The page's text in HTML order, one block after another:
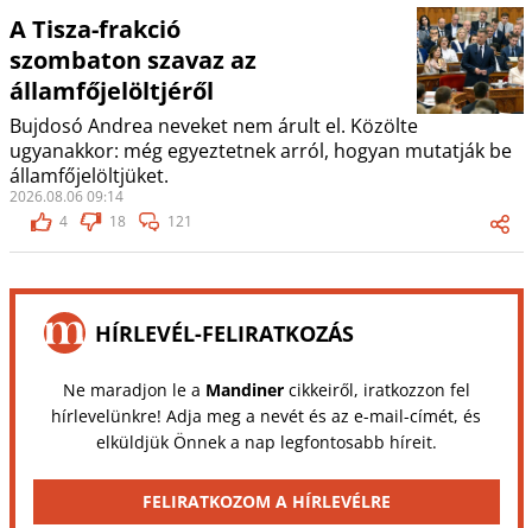
A Tisza-frakció
szombaton szavaz az
államfőjelöltjéről
Bujdosó Andrea neveket nem árult el. Közölte
ugyanakkor: még egyeztetnek arról, hogyan mutatják be
államfőjelöltjüket.
2026.08.06 09:14
4
18 121
HÍRLEVÉL-FELIRATKOZÁS
Ne maradjon le a Mandinercikkeiről, iratkozzon fel
hírlevelünkre! Adja meg a nevét és az e-mail-címét, és
elküldjük Önnek a nap legfontosabb híreit.
FELIRATKOZOM A HÍRLEVÉLRE